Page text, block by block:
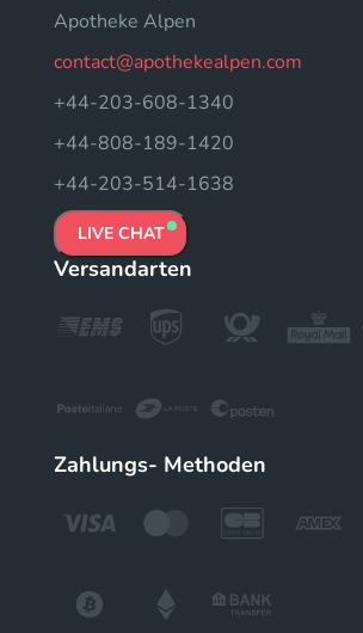
Apotheke Alpen
contact@apothekealpen.com
+44-203-608-1340
+44-808-189-1420
+44-203-514-1638
LIVE CHAT
Versandarten
Zahlungs- Methoden